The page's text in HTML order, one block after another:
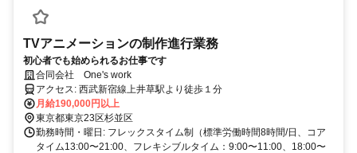
TVアニメーションの制作進行業務
初心者でも始められるお仕事です
合同会社 One's work
アクセス: 西武新宿線上井草駅より徒歩１分
月給190,000円以上
東京都東京23区杉並区
勤務時間・曜日: フレックスタイム制（標準労働時間8時間/日、コア
タイム13:00〜21:00、フレキシブルタイム：9:00〜11:00、18:00〜